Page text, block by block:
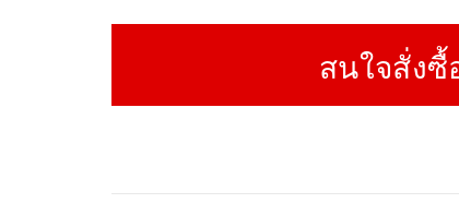
สนใจสั่งซื้